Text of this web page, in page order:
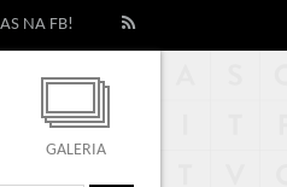
NA FB!
GALERIA